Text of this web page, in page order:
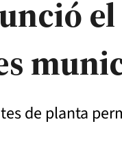
de planta